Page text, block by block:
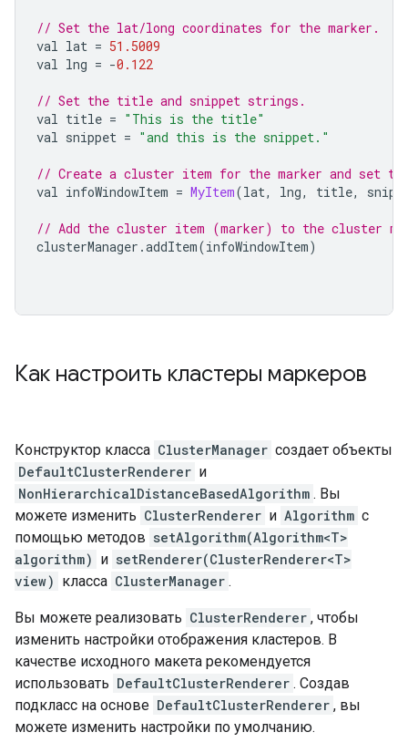
// Set the lat/long coordinates for the marker.
val lat = 51.5009
val lng = -0.122
// Set the title and snippet strings.
val title = "This is the title"
val snippet = "and this is the snippet."
// Create a cluster item for the marker and set
val infoWindowItem = MyItem(lat, lng, title,
// Add the cluster item (marker) to the cluster
clusterManager .addItem(infoWindowItem)
Как настроить кластеры маркеров
Конструктор класса ClusterManager создает объекты
DefaultClusterRenderer и
NonHierarchicalDistanceBasedAlgorithm . Вы
можете изменить ClusterRenderer и Algorithm с
помощью методов setAlgorithm(Algorithm<T>
algorithm) и setRenderer(ClusterRenderer<T>
view) класса ClusterManager .
Вы можете реализовать ClusterRenderer , чтобы
изменить настройки отображения кластеров. В
качестве исходного макета рекомендуется
использовать DefaultClusterRenderer . Создав
подкласс на основе DefaultClusterRenderer , вы
можете изменить настройки по умолчанию.